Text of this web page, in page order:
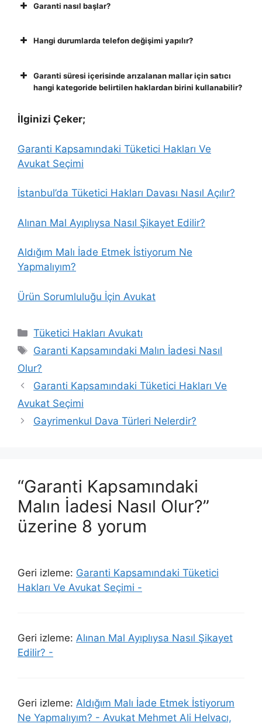
Garanti nasıl başlar?
Hangi durumlarda telefon değişimi yapılır?
Garanti süresi içerisinde arızalanan mallar için satıcı
hangi kategoride belirtilen haklardan birini kullanabilir?
İlginizi Çeker;
Garanti Kapsamındaki Tüketici Hakları Ve
Avukat Seçimi
İstanbul’da Tüketici Hakları Davası Nasıl Açılır?
Alınan Mal Ayıplıysa Nasıl Şikayet Edilir?
Aldığım Malı İade Etmek İstiyorum Ne
Yapmalıyım?
Ürün Sorumluluğu İçin Avukat
Kategoriler
Tüketici Hakları Avukatı
Etiketler
Garanti Kapsamındaki Malın İadesi Nasıl
Olur?
Garanti Kapsamındaki Tüketici Hakları Ve
Avukat Seçimi
Gayrimenkul Dava Türleri Nelerdir?
“Garanti Kapsamındaki
Malın İadesi Nasıl Olur?”
üzerine 8 yorum
Geri izleme: Garanti Kapsamındaki Tüketici
Hakları Ve Avukat Seçimi -
Geri izleme: Alınan Mal Ayıplıysa Nasıl Şikayet
Edilir? -
Geri izleme: Aldığım Malı İade Etmek İstiyorum
Ne Yapmalıyım? - Avukat Mehmet Ali Helvacı,